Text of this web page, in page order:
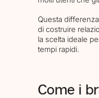
Questa
di costruire
la scelta ideale
tempi rapidi.
Come i